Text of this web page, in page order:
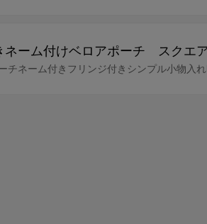
ネーム付けベロアポーチ スクエ
チネーム付きフリンジ付きシンプル小物入